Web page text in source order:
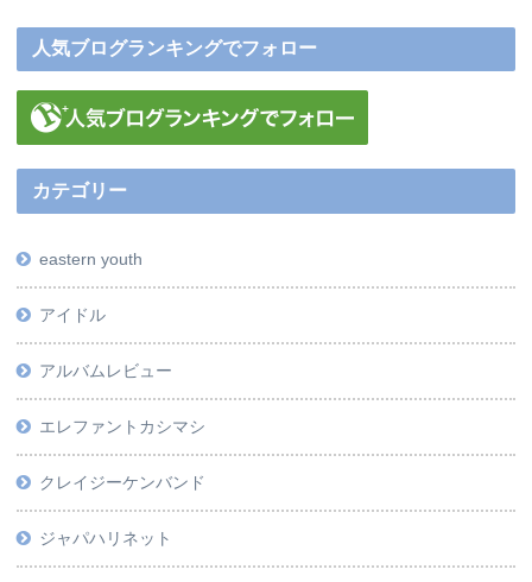
人気ブログランキングでフォロー
カテゴリー
eastern youth
アイドル
アルバムレビュー
エレファントカシマシ
クレイジーケンバンド
ジャパハリネット